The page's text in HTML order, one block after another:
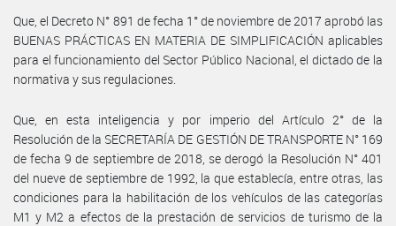
Que, el Decreto N° 891 de fecha 1° de noviembre de 2017 aprobó las
BUENAS PRÁCTICAS EN MATERIA DE SIMPLIFICACIÓN aplicables
para el funcionamiento del Sector Público Nacional, el dictado de la
normativa y sus regulaciones.
Que, en esta inteligencia y por imperio del Artículo 2° de la
Resolución de la SECRETARÍA DE GESTIÓN DE TRANSPORTE N° 169
de fecha 9 de septiembre de 2018, se derogó la Resolución N° 401
del nueve de septiembre de 1992, la que establecía, entre otras, las
condiciones para la habilitación de los vehículos de las categorías
M1 y M2 a efectos de la prestación de servicios de turismo de la